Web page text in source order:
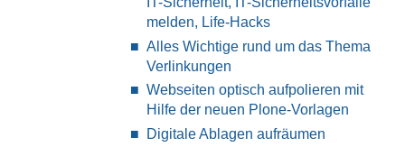
melden, Life-Hacks
Alles Wichtige rund um das Thema
Verlinkungen
Webseiten optisch aufpolieren mit
Hilfe der neuen Plone-Vorlagen
Digitale Ablagen aufräumen